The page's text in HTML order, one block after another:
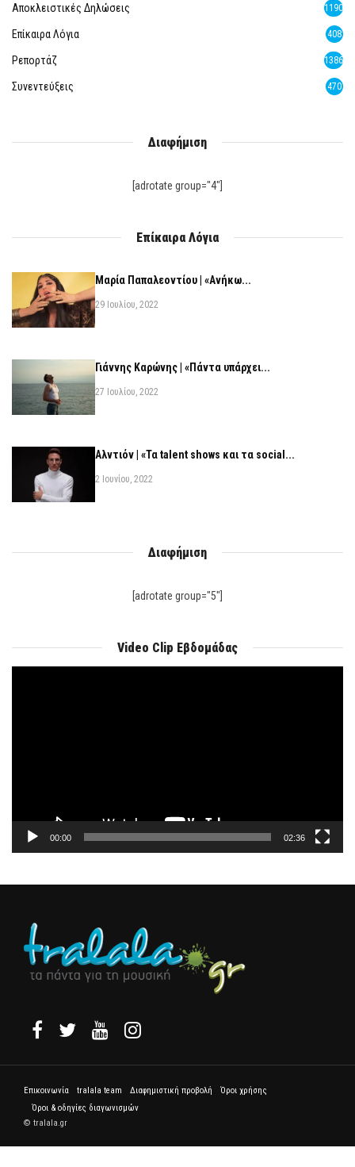
Αποκλειστικές Δηλώσεις 1190
Επίκαιρα Λόγια 408
Ρεπορτάζ 1386
Συνεντεύξεις 470
Διαφήμιση
[adrotate group="4"]
Επίκαιρα Λόγια
Μαρία Παπαλεοντίου | «Ανήκω...
29 Ιουλίου, 2022
Γιάννης Καρώνης | «Πάντα υπάρχει...
27 Ιουλίου, 2022
Αλντιόν | «Τα talent shows και τα social...
2 Ιουνίου, 2022
Διαφήμιση
[adrotate group="5"]
Video Clip Εβδομάδας
00:00 02:36
Επικοινωνία tralala team Διαφημιστική προβολή
Όροι χρήσης
Όροι & οδηγίες διαγωνισμών
© tralala.gr